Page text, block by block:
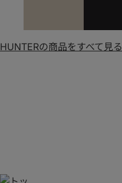
HUNTERの商品をすべて見る